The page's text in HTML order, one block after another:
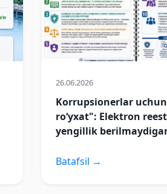
26.06.2026
Korrupsionerlar
ro‘yxat": Elektron
yengillik
Batafsil →